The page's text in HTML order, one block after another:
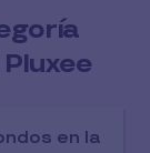
en la